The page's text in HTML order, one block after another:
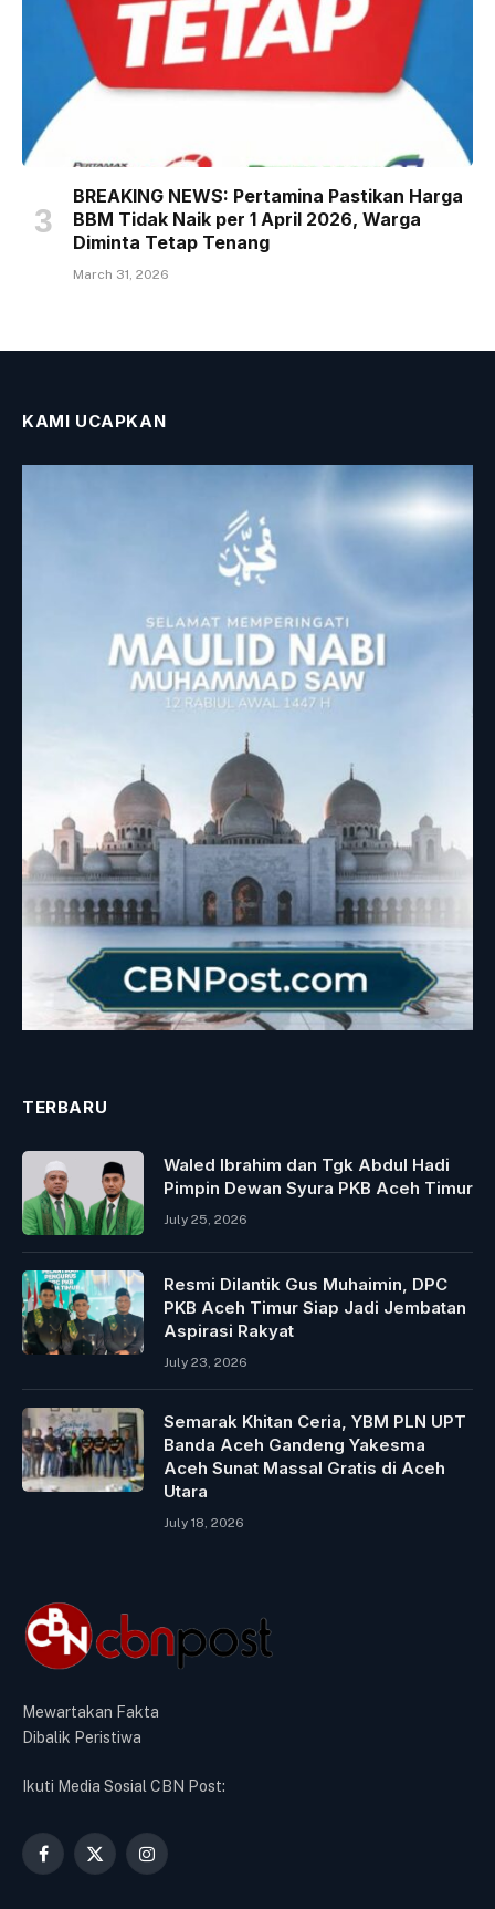
BREAKING NEWS: Pertamina Pastikan Harga
BBM Tidak Naik per 1 April 2026, Warga
Diminta Tetap Tenang
March 31, 2026
KAMI UCAPKAN
TERBARU
Waled Ibrahim dan Tgk Abdul Hadi
Pimpin Dewan Syura PKB Aceh Timur
July 25, 2026
Resmi Dilantik Gus Muhaimin, DPC
PKB Aceh Timur Siap Jadi Jembatan
Aspirasi Rakyat
July 23, 2026
Semarak Khitan Ceria, YBM PLN UPT
Banda Aceh Gandeng Yakesma
Aceh Sunat Massal Gratis di Aceh
Utara
July 18, 2026
Mewartakan Fakta
Dibalik Peristiwa
Ikuti Media Sosial CBN Post:
Facebook
X
Instagram